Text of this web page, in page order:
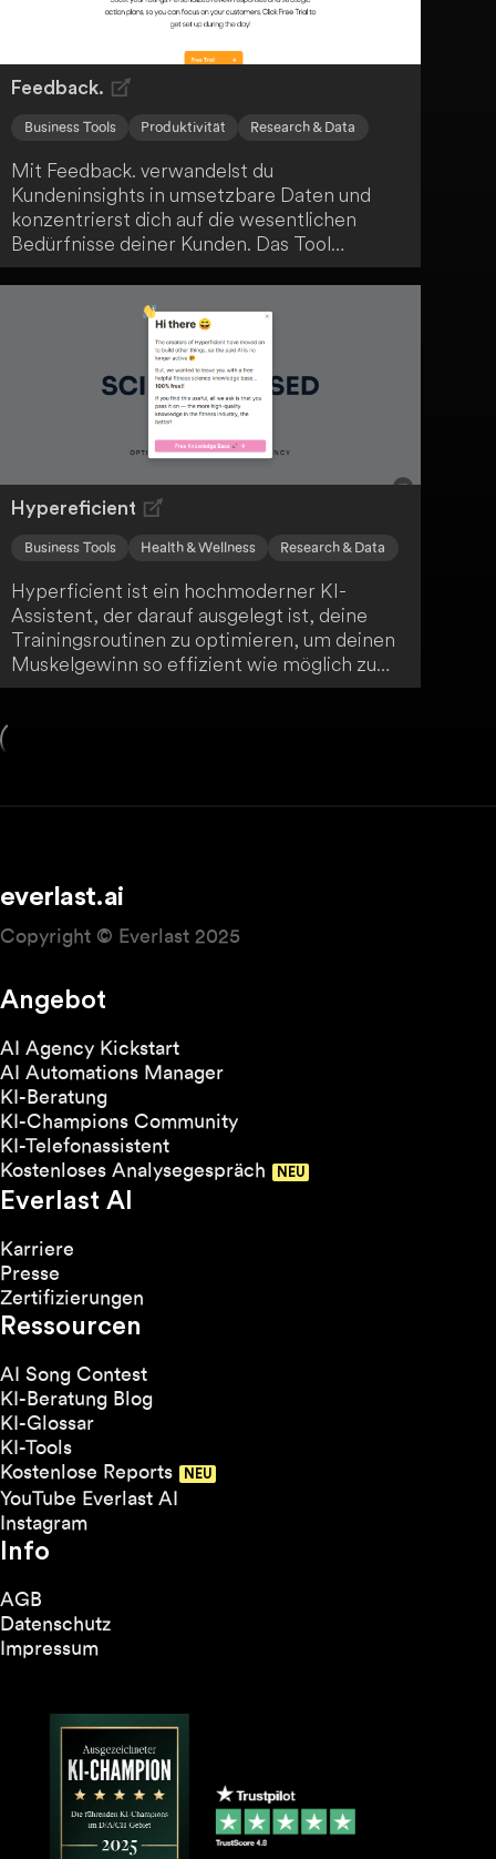
Feedback.
Business Tools Produktivität Research & Data
Mit Feedback. verwandelst du
Kundeninsights in umsetzbare Daten und
konzentrierst dich auf die wesentlichen
Bedürfnisse deiner Kunden. Das Tool
unterstützt dich als Geschäftsinhaber dabei,
bessere Entscheidungen zu treffen und
proaktiv zu handeln. Zudem hilft es dir,
wertvolle Zeit in der Betriebsführung zu
Hypereficient
Business Tools Health & Wellness Research & Data
Hyperficient ist ein hochmoderner KI-
Assistent, der darauf ausgelegt ist, deine
Trainingsroutinen zu optimieren, um deinen
Muskelgewinn so effizient wie möglich zu
maximieren. Sein einzigartiger Ansatz
everlast.ai
Copyright © Everlast 2025
Angebot
AI Agency Kickstart
AI Automations Manager
KI-Beratung
KI-Champions Community
KI-Telefonassistent
Kostenloses Analysegespräch
Everlast AI
Karriere
Presse
Zertifizierungen
Ressourcen
AI Song Contest
KI-Beratung Blog
KI-Glossar
KI-Tools
Kostenlose Reports
YouTube Everlast AI
Instagram
Info
AGB
Datenschutz
Impressum